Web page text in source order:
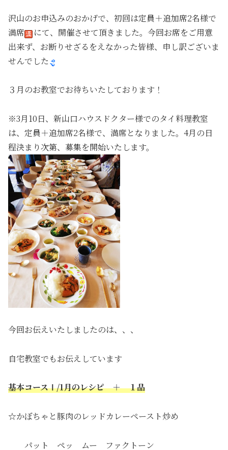
沢山のお申込みのおかげで、初回は定員＋追加席2名様で
満席
にて、開催させて頂きました。今回お席をご用意
出来ず、お断りせざるをえなかった皆様、申し訳ございま
せんでした
３月のお教室でお待ちいたしております！
※3月10日、新山口ハウスドクター様でのタイ料理教室
は、定員＋追加席2名様で、満席となりました。4月の日
程決まり次第、募集を開始いたします。
今回お伝えいたしましたのは、、、
自宅教室でもお伝えしています
基本コースⅠ/1月のレシピ ＋ １品
☆かぼちゃと豚肉のレッドカレーペースト炒め
パット ペッ ムー ファクトーン